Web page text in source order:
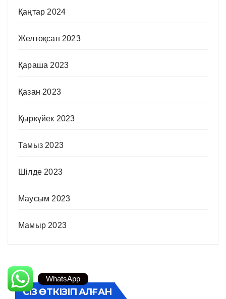
Қаңтар 2024
Желтоқсан 2023
Қараша 2023
Қазан 2023
Қыркүйек 2023
Тамыз 2023
Шілде 2023
Маусым 2023
Мамыр 2023
СІЗ ӨТКІЗІП АЛҒАН
WhatsApp